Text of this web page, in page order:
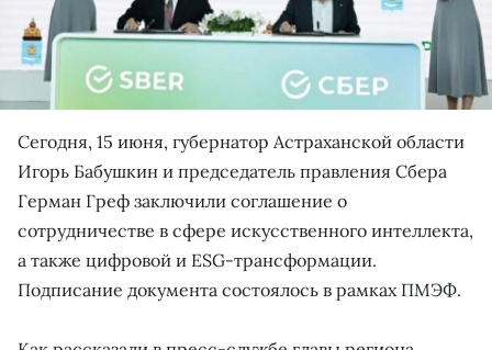
Сегодня, 15 июня, губернатор Астраханской области
Игорь Бабушкин и председатель правления Сбера
Герман Греф заключили соглашение о
сотрудничестве в сфере искусственного интеллекта,
а также цифровой и ESG-трансформации.
Подписание документа состоялось в рамках ПМЭФ.